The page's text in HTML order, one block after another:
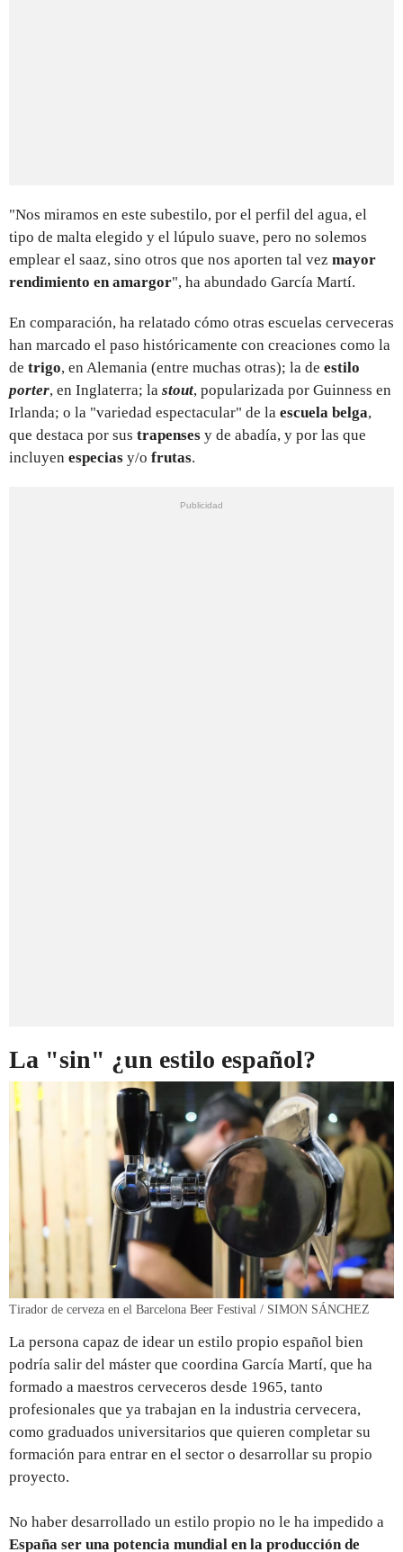
"Nos miramos en este subestilo, por el perfil del agua, el
tipo de malta elegido y el lúpulo suave, pero no solemos
emplear el saaz, sino otros que nos aporten tal vez mayor
rendimiento en amargor", ha abundado García Martí.
En comparación, ha relatado cómo otras escuelas cerveceras
han marcado el paso históricamente con creaciones como la
de trigo, en Alemania (entre muchas otras); la de estilo
porter, en Inglaterra; la stout, popularizada por Guinness en
Irlanda; o la "variedad espectacular" de la escuela belga,
que destaca por sus trapenses y de abadía, y por las que
incluyen especias y/o frutas.
La "sin" ¿un estilo español?
Tirador de cerveza en el Barcelona Beer Festival / SIMON SÁNCHEZ
La persona capaz de idear un estilo propio español bien
podría salir del máster que coordina García Martí, que ha
formado a maestros cerveceros desde 1965, tanto
profesionales que ya trabajan en la industria cervecera,
como graduados universitarios que quieren completar su
formación para entrar en el sector o desarrollar su propio
proyecto.
No haber desarrollado un estilo propio no le ha impedido a
España ser una potencia mundial en la producción de